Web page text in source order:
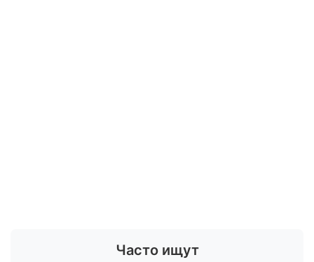
Часто ищут